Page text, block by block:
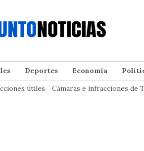
Deportes Economía
útiles Cámaras e infracciones de